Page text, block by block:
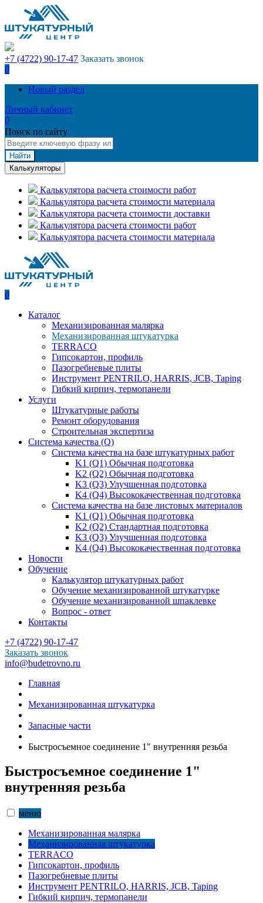
+7 (4722) 90-17-47 Заказать звонок
0
Новый раздел
Личный кабинет
0
Поиск по сайту
Найти
Калькуляторы
Калькулятора расчета стоимости работ
Калькулятора расчета стоимости материала
Калькулятора расчета стоимости доставки
Калькулятора расчета стоимости работ
Калькулятора расчета стоимости материала
0
Каталог
Механизированная малярка
Механизированная штукатурка
TERRACO
Гипсокартон, профиль
Пазогребневые плиты
Инструмент PENTRILO, HARRIS, JCB, Taping
Гибкий кирпич, термопанели
Услуги
Штукатурные работы
Ремонт оборудования
Строительная экспертиза
Система качества (Q)
Система качества на базе штукатурных работ
K1 (Q1) Обычная подготовка
K2 (Q2) Обычная подготовка
K3 (Q3) Улучшенная подготовка
K4 (Q4) Высококачественная подготовка
Система качества на базе листовых материалов
K1 (Q1) Обычная подготовка
K2 (Q2) Стандартная подготовка
K3 (Q3) Улучшенная подготовка
K4 (Q4) Высококачественная подготовка
Новости
Обучение
Калькулятор штукатурных работ
Обучение механизированной штукатурке
Обучение механизированной шпаклевке
Вопрос - ответ
Контакты
+7 (4722) 90-17-47
Заказать звонок
info@budetrovno.ru
Главная
Механизированная штукатурка
Запасные части
Быстросъемное соединение 1" внутренняя резьба
Быстросъемное соединение 1"
внутренняя резьба
меню
Механизированная малярка
Механизированная штукатурка
TERRACO
Гипсокартон, профиль
Пазогребневые плиты
Инструмент PENTRILO, HARRIS, JCB, Taping
Гибкий кирпич, термопанели